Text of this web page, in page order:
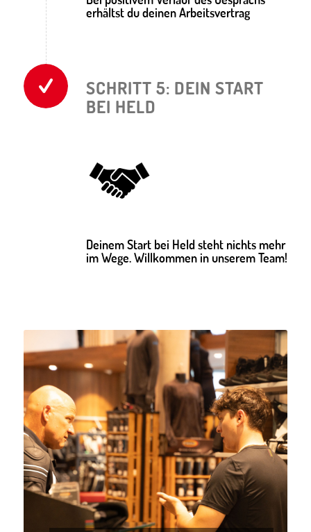
erhältst du deinen Arbeitsvertrag
SCHRITT 5: DEIN START
BEI HELD
Deinem Start bei Held steht nichts mehr
im Wege. Willkommen in unserem Team!